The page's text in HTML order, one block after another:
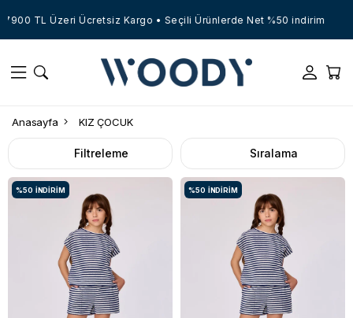
TL Üzeri Ücretsiz Kargo • Seçili Ürünlerde Net %50 indirim
Anasayfa KIZ ÇOCUK
Filtreleme Sıralama
%50 İNDIRIM %50 İNDIRIM